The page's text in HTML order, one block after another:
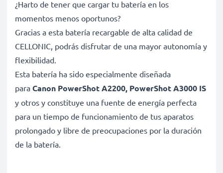
¿Harto de tener que cargar tu batería en los
momentos menos oportunos?
Gracias a esta batería recargable de alta calidad de
CELLONIC, podrás disfrutar de una mayor autonomía y
flexibilidad.
Esta batería ha sido especialmente diseñada
para Canon PowerShot A2200, PowerShot A3000 IS
y otros y constituye una fuente de energía perfecta
para un tiempo de funcionamiento de tus aparatos
prolongado y libre de preocupaciones por la duración
de la batería.